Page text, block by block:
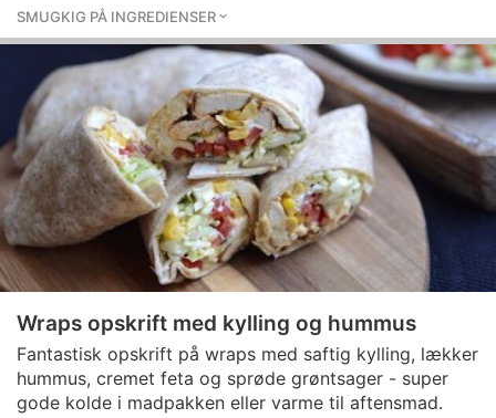
SMUGKIG PÅ INGREDIENSER
Wraps opskrift med kylling og hummus
Fantastisk opskrift på wraps med saftig kylling, lækker
hummus, cremet feta og sprøde grøntsager - super
gode kolde i madpakken eller varme til aftensmad.